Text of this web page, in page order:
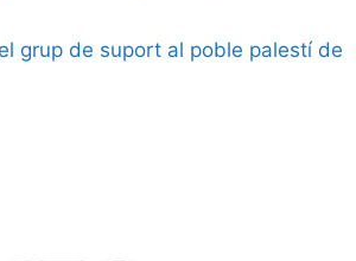
grup de suport al poble palestí de